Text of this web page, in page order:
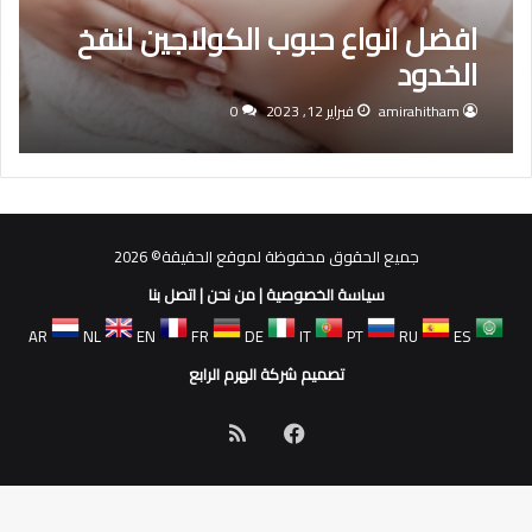
افضل انواع حبوب الكولاجين لنفخ
الخدود
amirahitham فبراير 12, 2023 0
جميع الحقوق محفوظة لموقع الحقيقة© 2026
سياسة الخصوصية|من نحن|اتصل بنا
AR
NL EN FR DE IT PT RU
ES
تصميم شركة الهرم الرابع
فيسبوك
الموقع